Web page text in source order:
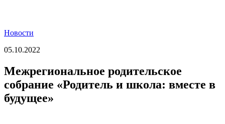
Новости
05.10.2022
Межрегиональное родительское
собрание «Родитель и школа: вместе в
будущее»